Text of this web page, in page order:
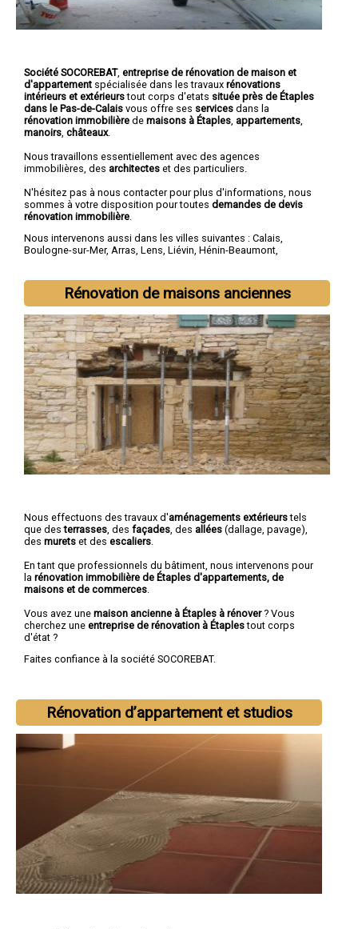
Société SOCOREBAT, entreprise de rénovation de maison et
d'appartement spécialisée dans les travaux rénovations
intérieurs et extérieurstout corps d'etats située près de Étaples
dans le Pas-de-Calais vous offre ses services dans la
rénovation immobilière de maisons à Étaples appartements
manoirs châteaux.
Nous travaillons essentiellement avec des agences
immobilières, des architectes et des particuliers.
N'hésitez pas à nous contacter pour plus d'informations, nous
sommes à votre disposition pour toutes demandes de devis
rénovation immobilière
Nous intervenons aussi dans les villes suivantes : Calais,
Boulogne-sur-Mer, Arras, Lens, Liévin, Hénin-Beaumont,
Rénovation de maisons anciennes
Nous effectuons des travaux d'aménagements extérieurstels
que desterrasses , des façades , des allées (dallage, pavage),
des murets et des escaliers
En tant que professionnels du bâtiment, nous intervenons pour
la rénovation immobilière de Étaples d'appartements, de
maisons et de commerces
Vous avez une maison ancienne à Étaples à rénover? Vous
cherchez une entreprise de rénovation à Étaplestout corps
d'état ?
Faites confiance à la société SOCOREBAT.
Rénovation d’appartement et studios